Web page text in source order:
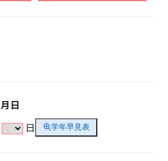
日
日 学年早見表